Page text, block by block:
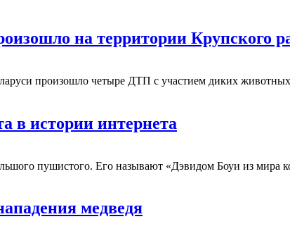
на территории Крупского
произошло четыре ДТП с участием диких
в истории интернета
пушистого. Его называют «Дэвидом Боуи из мира
медведя